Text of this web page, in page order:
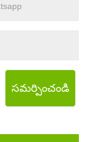
సమర్పించండి